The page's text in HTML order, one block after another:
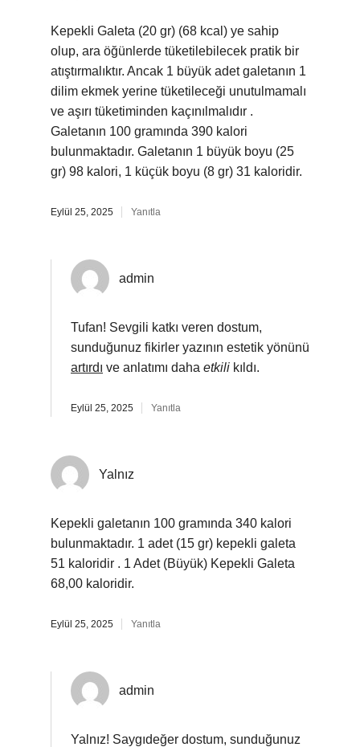
Kepekli Galeta (20 gr) (68 kcal) ye sahip
olup, ara öğünlerde tüketilebilecek pratik bir
atıştırmalıktır. Ancak 1 büyük adet galetanın 1
dilim ekmek yerine tüketileceği unutulmamalı
ve aşırı tüketiminden kaçınılmalıdır .
Galetanın 100 gramında 390 kalori
bulunmaktadır. Galetanın 1 büyük boyu (25
gr) 98 kalori, 1 küçük boyu (8 gr) 31 kaloridir.
Eylül 25, 2025 Yanıtla
admin
Tufan! Sevgili katkı veren dostum,
sunduğunuz fikirler yazının estetik yönünü
artırdı ve anlatımı daha etkili kıldı.
Eylül 25, 2025 Yanıtla
Yalnız
Kepekli galetanın 100 gramında 340 kalori
bulunmaktadır. 1 adet (15 gr) kepekli galeta
51 kaloridir . 1 Adet (Büyük) Kepekli Galeta
68,00 kaloridir.
Eylül 25, 2025 Yanıtla
admin
Yalnız! Saygıdeğer dostum, sunduğunuz